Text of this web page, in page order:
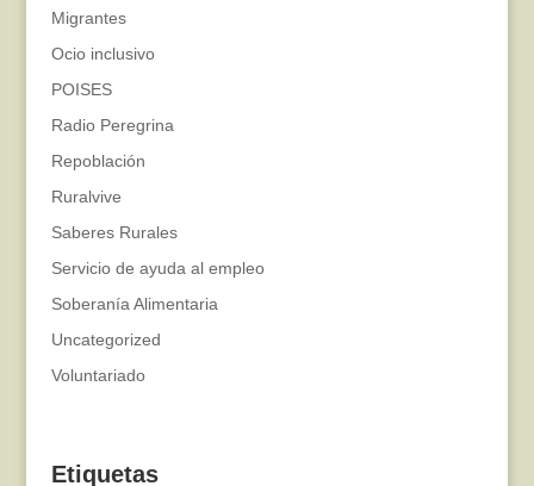
Migrantes
Ocio inclusivo
POISES
Radio Peregrina
Repoblación
Ruralvive
Saberes Rurales
Servicio de ayuda al empleo
Soberanía Alimentaria
Uncategorized
Voluntariado
Etiquetas